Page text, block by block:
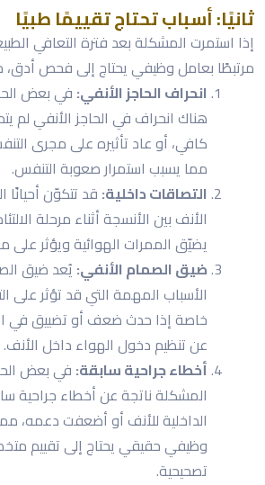
ثانيًا: أسباب تحتاج تقييمًا طبيًا
إذا استمرت المشكلة بعد فترة التعافي
مرتبطًا بعامل وظيفي يحتاج إلى فحص أدق،
انحراف الحاجز الأنفي: في بعض
هناك انحراف في الحاجز الأنفي لم
كافي، أو عاد تأثيره على مجرى
مما يسبب استمرار صعوبة التنفس.
التصاقات داخلية: قد تتكوّن
الأنف بين الأنسجة أثناء مرحلة
يضيّق الممرات الهوائية ويؤثر على
ضيق الصمام الأنفي: يُعد ضيق
الأسباب المهمة التي قد تؤثر على
خاصة إذا حدث ضعف أو تضييق في
عن تنظيم دخول الهواء داخل الأنف.
أخطاء جراحية سابقة: في بعض
المشكلة ناتجة عن أخطاء جراحية
الداخلية للأنف أو أضعفت دعمه،
وظيفي حقيقي يحتاج إلى تقييم
تصحيحية.